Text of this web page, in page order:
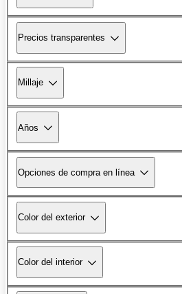
Precios transparentes
Millaje
Años
Opciones de compra en línea
Color del exterior
Color del interior